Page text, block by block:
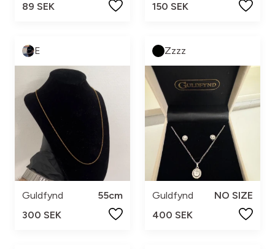
89 SEK
150 SEK
E
Guldfynd
55cm
300 SEK
Zzzz
Guldfynd
NO SIZE
400 SEK